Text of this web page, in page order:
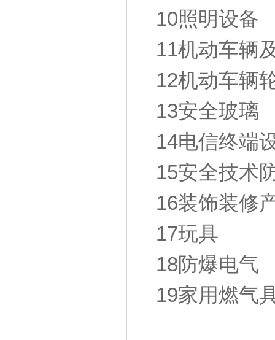
10照明设备
11机动车辆
12机动车辆
13安全玻璃
14电信终端
15安全技术
16装饰装修
17玩具
18防爆电气
19家用燃气